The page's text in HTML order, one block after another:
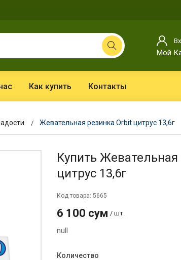
Мой
Как купить Контакты
Жевательная резинка Orbit цитрус 13,6г
Купить
цитрус 13,6г
Код товара: 5665
6 100 сум / шт.
null
Количество